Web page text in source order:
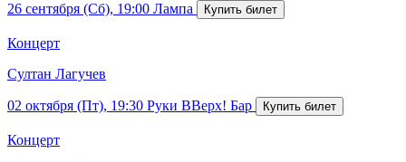
26 сентября (Сб), 19:00 Лампа
Концерт
Султан Лагучев
02 октября (Пт), 19:30 Руки ВВерх! Бар
Концерт